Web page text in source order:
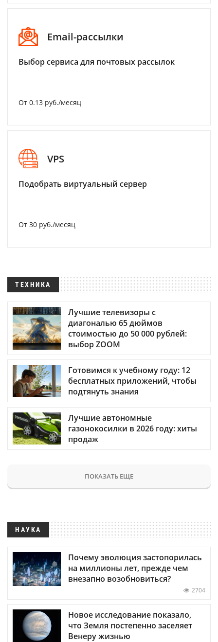
Email-рассылки
Выбор сервиса для почтовых рассылок
От 0.13 руб./месяц
VPS
Подобрать виртуальный сервер
От 30 руб./месяц
ТЕХНИКА
Лучшие телевизоры с
диагональю 65 дюймов
стоимостью до 50 000 рублей:
выбор ZOOM
Готовимся к учебному году: 12
бесплатных приложений, чтобы
подтянуть знания
Лучшие автономные
газонокосилки в 2026 году: хиты
продаж
ПОКАЗАТЬ ЕЩЕ
НАУКА
Почему эволюция застопорилась
на миллионы лет, прежде чем
внезапно возобновиться?
2704
Новое исследование показало,
что Земля постепенно заселяет
Венеру жизнью